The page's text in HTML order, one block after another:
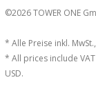
©2026 TOWER ONE
* Alle Preise inkl.
* All prices include
USD.